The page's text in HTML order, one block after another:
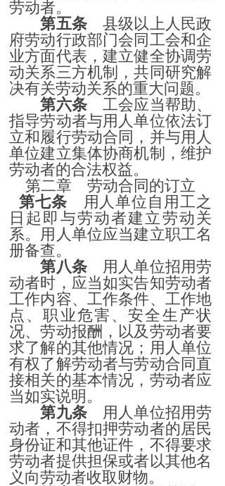
劳动者。
第五条县级以上人民政
府劳动行政部门会同工会和企
业方面代表，建立健全协调劳
动关系三方机制，共同研究解
决有关劳动关系的重大问题。
第六条工会应当帮助、
指导劳动者与用人单位依法订
立和履行劳动合同，并与用人
单位建立集体协商机制，维护
劳动者的合法权益。
第二章 劳动合同的订立
第七条 用人单位自用工之
日起即与劳动者建立劳动关
系。用人单位应当建立职工名
册备查。
第八条用人单位招用劳
动者时，应当如实告知劳动者
工作内容、工作条件、工作地
点、职业危害、安全生产状
况、劳动报酬，以及劳动者要
求了解的其他情况；用人单位
有权了解劳动者与劳动合同直
接相关的基本情况，劳动者应
当如实说明。
第九条用人单位招用劳
动者，不得扣押劳动者的居民
身份证和其他证件，不得要求
劳动者提供担保或者以其他名
义向劳动者收取财物。